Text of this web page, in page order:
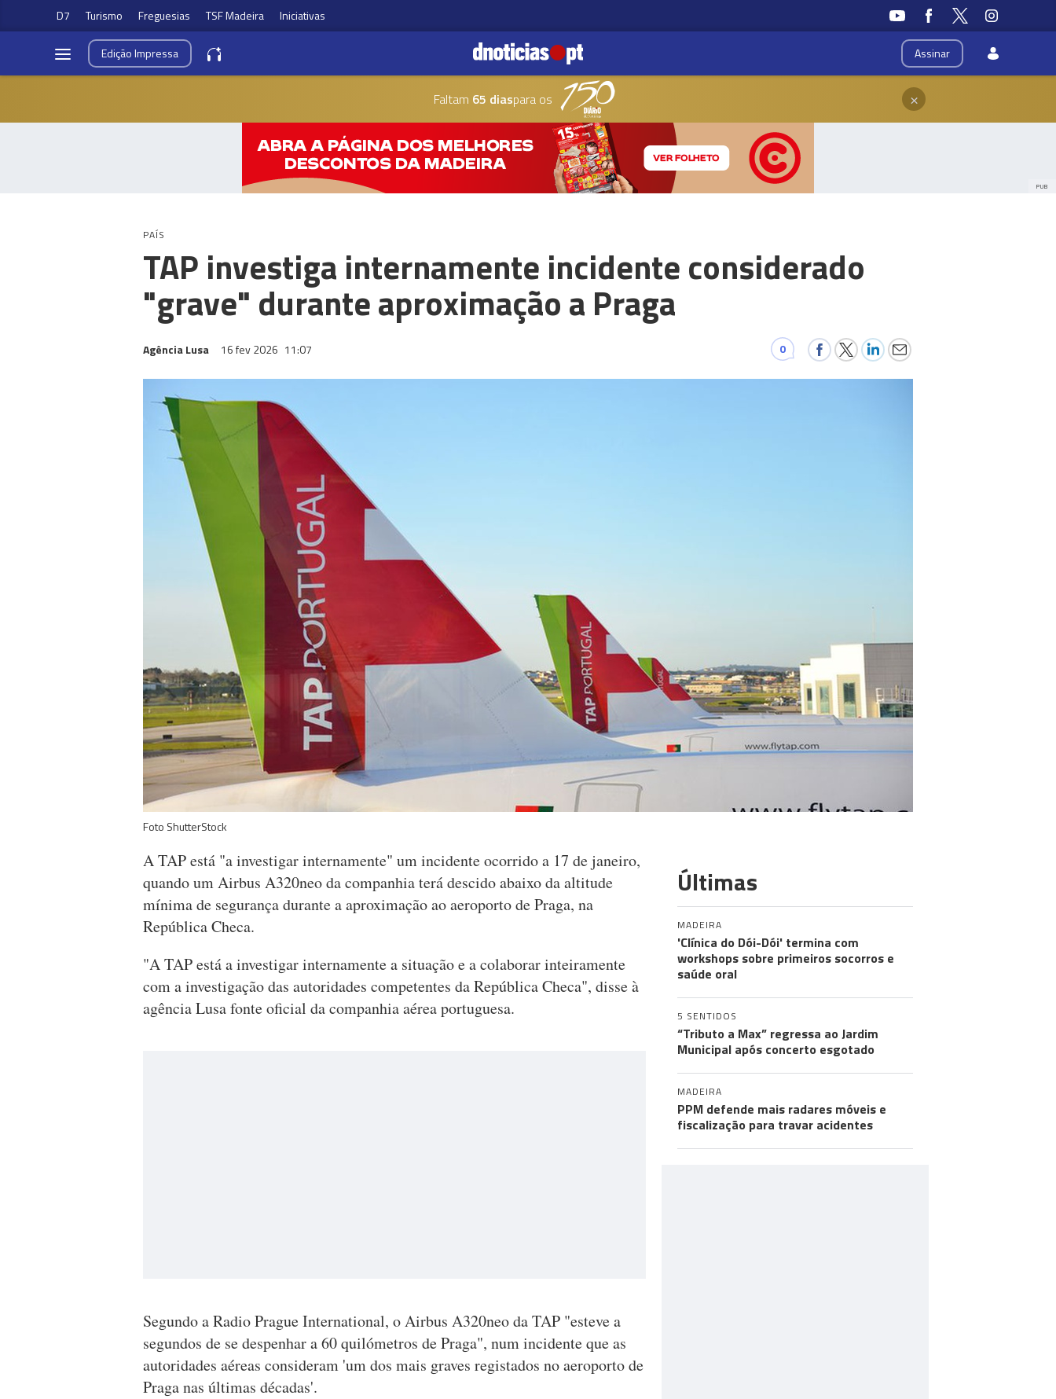
D7 Turismo Freguesias TSF Madeira Iniciativas
Assinar
EdiçãoImpressa
Faltam 65 diaspara os ×
PUB
PAÍS
TAP investiga internamente incidente considerado
"grave" durante aproximação a Praga
Agência Lusa 16 fev 2026 11:07 0
Foto ShutterStock
A TAP está "a investigar internamente" um incidente ocorrido a 17 de janeiro,
quando um Airbus A320neo da companhia terá descido abaixo da altitude
mínima de segurança durante a aproximação ao aeroporto de Praga, na
República Checa.
"A TAP está a investigar internamente a situação e a colaborar inteiramente
com a investigação das autoridades competentes da República Checa", disse à
agência Lusa fonte oficial da companhia aérea portuguesa.
Segundo a Radio Prague International, o Airbus A320neo da TAP "esteve a
segundos de se despenhar a 60 quilómetros de Praga", num incidente que as
autoridades aéreas consideram 'um dos mais graves registados no aeroporto de
Praga nas últimas décadas'.
Últimas
MADEIRA
'Clínica do Dói-Dói' termina com
workshops sobre primeiros socorros e
saúde oral
5 SENTIDOS
“Tributo a Max” regressa ao Jardim
Municipal após concerto esgotado
MADEIRA
PPM defende mais radares móveis e
fiscalização para travar acidentes